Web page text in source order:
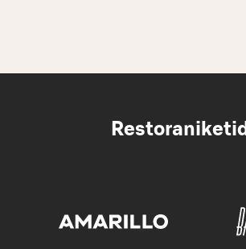
Restoraniketid